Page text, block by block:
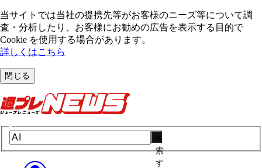
当サイトでは当社の提携先等がお客様のニーズ等について調
査・分析したり、お客様にお勧めの広告を表⽰する⽬的で
Cookie を使⽤する場合があります。
詳しくはこちら
閉じる
索
す